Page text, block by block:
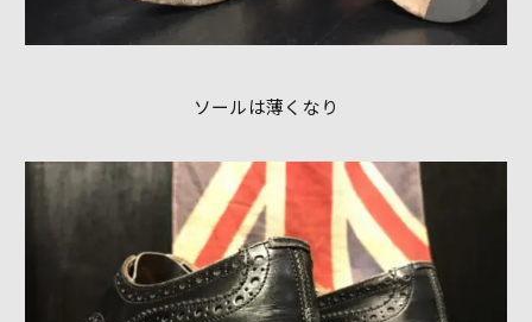
ソールは薄くなり